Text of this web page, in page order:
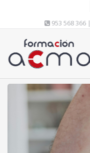
953 568 366 |